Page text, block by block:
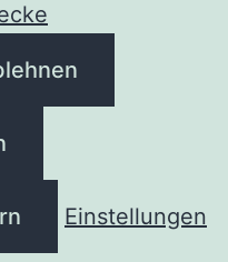
Einstellungen